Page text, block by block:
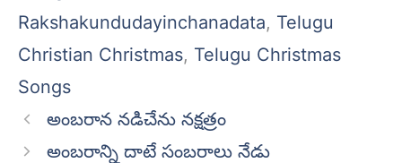
Rakshakundudayinchanadata, Telugu
Christian Christmas, Telugu Christmas
Songs
అంబరాన నడిచేను నక్షత్రం
అంబరాన్ని దాటే సంబరాలు నేడు